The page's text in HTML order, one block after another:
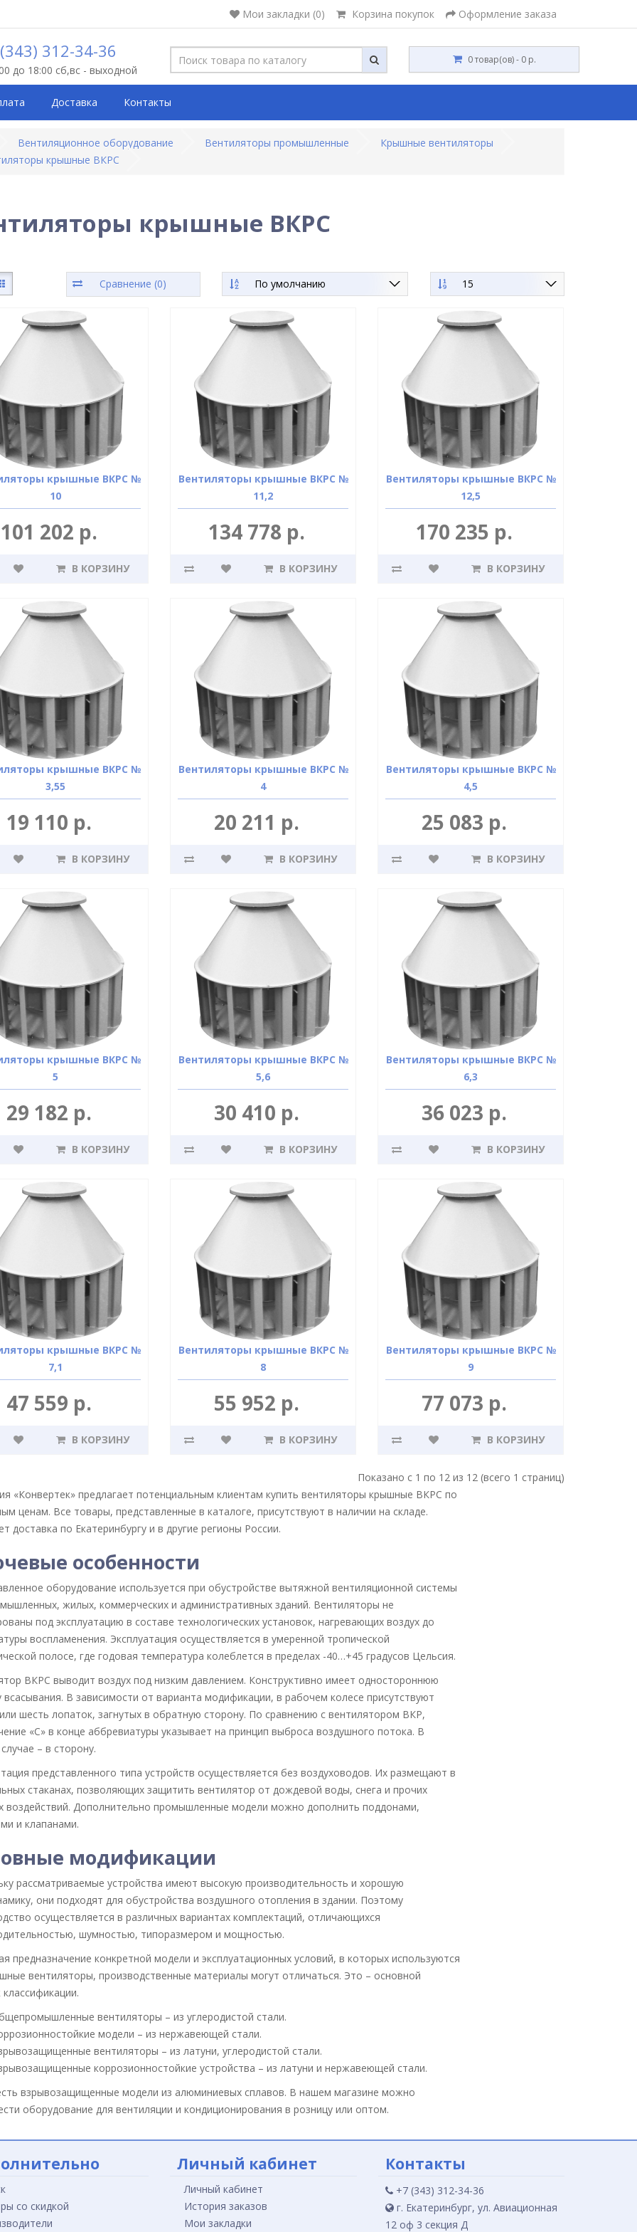
Мои закладки (0) Корзина покупок Оформление заказа
312-34-36
до 18:00 сб,вс - выходной
0 товар(ов) - 0 р.
Доставка Контакты
Вентиляционное оборудование Вентиляторы промышленные
Крышные вентиляторы
крышные ВКРС
крышные ВКРС
Сравнение (0) По умолчанию 15
крышные ВКРС №
10
101 202 р.
В КОРЗИНУ
Вентиляторы крышные ВКРС №
11,2
134 778 р.
В КОРЗИНУ
Вентиляторы крышные ВКРС №
12,5
170 235 р.
В КОРЗИНУ
крышные ВКРС №
3,55
19 110 р.
В КОРЗИНУ
Вентиляторы крышные ВКРС №
4
20 211 р.
В КОРЗИНУ
Вентиляторы крышные ВКРС №
4,5
25 083 р.
В КОРЗИНУ
крышные ВКРС №
5
29 182 р.
В КОРЗИНУ
Вентиляторы крышные ВКРС №
5,6
30 410 р.
В КОРЗИНУ
Вентиляторы крышные ВКРС №
6,3
36 023 р.
В КОРЗИНУ
крышные ВКРС №
7,1
47 559 р.
В КОРЗИНУ
Вентиляторы крышные ВКРС №
8
55 952 р.
В КОРЗИНУ
Вентиляторы крышные ВКРС №
9
77 073 р.
В КОРЗИНУ
Показано с 1 по 12 из 12 (всего 1 страниц)
«Конвертек» предлагает потенциальным клиентам купить вентиляторы крышные ВКРС по
ценам. Все товары, представленные в каталоге, присутствуют в наличии на складе.
доставка по Екатеринбургу и в другие регионы России.
особенности
оборудование используется при обустройстве вытяжной вентиляционной системы
жилых, коммерческих и административных зданий. Вентиляторы не
под эксплуатацию в составе технологических установок, нагревающих воздух до
воспламенения. Эксплуатация осуществляется в умеренной тропической
полосе, где годовая температура колеблется в пределах -40…+45 градусов Цельсия.
ВКРС выводит воздух под низким давлением. Конструктивно имеет одностороннюю
всасывания. В зависимости от варианта модификации, в рабочем колесе присутствуют
шесть лопаток, загнутых в обратную сторону. По сравнению с вентилятором ВКР,
«С» в конце аббревиатуры указывает на принцип выброса воздушного потока. В
– в сторону.
представленного типа устройств осуществляется без воздуховодов. Их размещают в
стаканах, позволяющих защитить вентилятор от дождевой воды, снега и прочих
воздействий. Дополнительно промышленные модели можно дополнить поддонами,
и клапанами.
модификации
рассматриваемые устройства имеют высокую производительность и хорошую
они подходят для обустройства воздушного отопления в здании. Поэтому
осуществляется в различных вариантах комплектаций, отличающихся
шумностью, типоразмером и мощностью.
предназначение конкретной модели и эксплуатационных условий, в которых используются
вентиляторы, производственные материалы могут отличаться. Это – основной
классификации.
вентиляторы – из углеродистой стали.
модели – из нержавеющей стали.
вентиляторы – из латуни, углеродистой стали.
коррозионностойкие устройства – из латуни и нержавеющей стали.
взрывозащищенные модели из алюминиевых сплавов. В нашем магазине можно
оборудование для вентиляции и кондиционирования в розницу или оптом.
со скидкой
Личный кабинет
Личный кабинет
История заказов
Мои закладки
Контакты
+7 (343) 312-34-36
г. Екатеринбург, ул. Авиационная
12 оф 3 секция Д